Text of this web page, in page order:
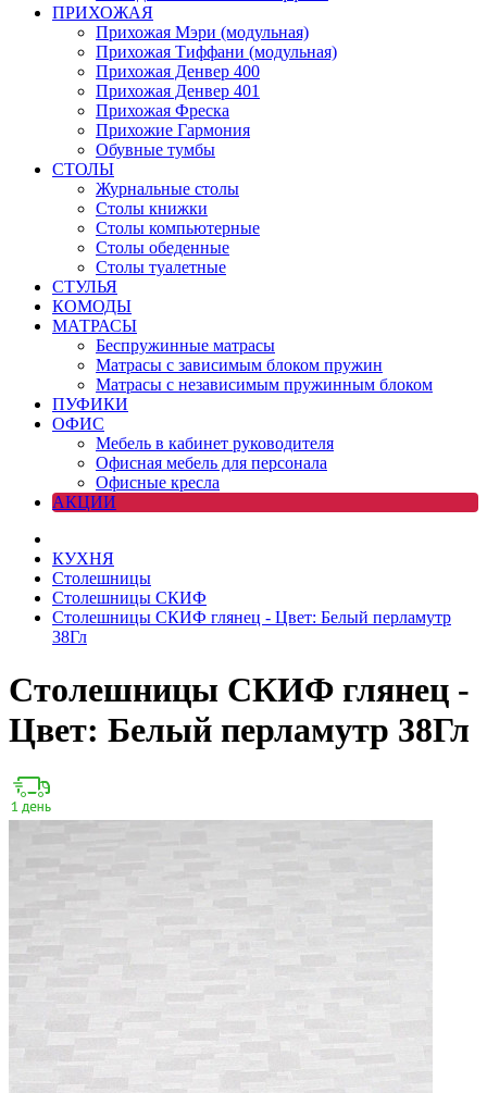
ПРИХОЖАЯ
Прихожая Мэри (модульная)
Прихожая Тиффани (модульная)
Прихожая Денвер 400
Прихожая Денвер 401
Прихожая Фреска
Прихожие Гармония
Обувные тумбы
СТОЛЫ
Журнальные столы
Столы книжки
Столы компьютерные
Столы обеденные
Столы туалетные
СТУЛЬЯ
КОМОДЫ
МАТРАСЫ
Беспружинные матрасы
Матрасы с зависимым блоком пружин
Матрасы с независимым пружинным блоком
ПУФИКИ
ОФИС
Мебель в кабинет руководителя
Офисная мебель для персонала
Офисные кресла
АКЦИИ
КУХНЯ
Столешницы
Столешницы СКИФ
Столешницы СКИФ глянец - Цвет: Белый перламутр
38Гл
Столешницы СКИФ глянец -
Цвет: Белый перламутр 38Гл